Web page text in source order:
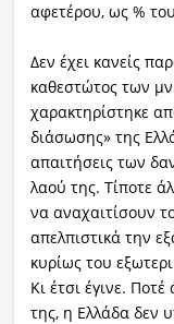
αφετέρου, ως %
Δεν έχει κανείς
καθεστώτος των
χαρακτηρίστηκε
διάσωσης» της
απαιτήσεις των
λαού της. Τίποτε
να αναχαιτίσουν
απελπιστικά την
κυρίως του
Κι έτσι έγινε.
της, η Ελλάδα δεν